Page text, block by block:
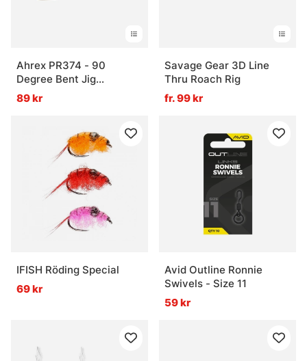
Ahrex PR374 - 90
Degree Bent Jig
Streamer
89 kr
Savage Gear 3D Line
Thru Roach Rig
fr. 99 kr
IFISH Röding Special
69 kr
Avid Outline Ronnie
Swivels - Size 11
59 kr